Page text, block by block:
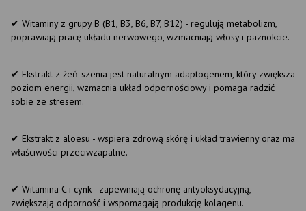
✔ Witaminy z grupy B (B1, B3, B6, B7, B12) - regulują metabolizm,
poprawiają pracę układu nerwowego, wzmacniają włosy i paznokcie.
✔ Ekstrakt z żeń-szenia jest naturalnym adaptogenem, który zwiększa
poziom energii, wzmacnia układ odpornościowy i pomaga radzić
sobie ze stresem.
✔ Ekstrakt z aloesu - wspiera zdrową skórę i układ trawienny oraz ma
właściwości przeciwzapalne.
✔ Witamina C i cynk - zapewniają ochronę antyoksydacyjną,
zwiększają odporność i wspomagają produkcję kolagenu.